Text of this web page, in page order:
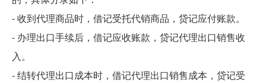
- 收到代理商品时，借记受托代销商品，贷记应付账款。
- 办理出口手续后，借记应收账款，贷记代理出口销售收
入。
- 结转代理出口成本时，借记代理出口销售成本，贷记受